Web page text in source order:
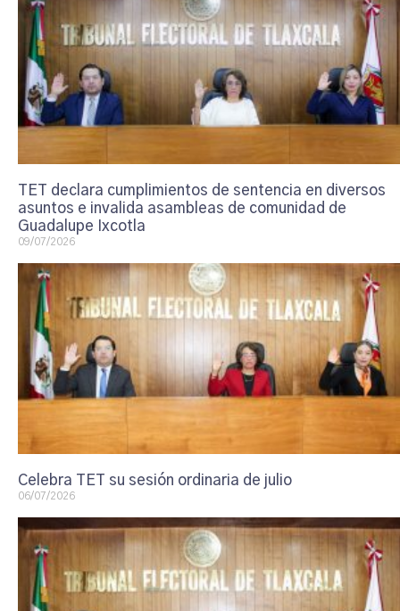
TET declara cumplimientos de sentencia en diversos
asuntos e invalida asambleas de comunidad de
Guadalupe Ixcotla
09/07/2026
Celebra TET su sesión ordinaria de julio
06/07/2026